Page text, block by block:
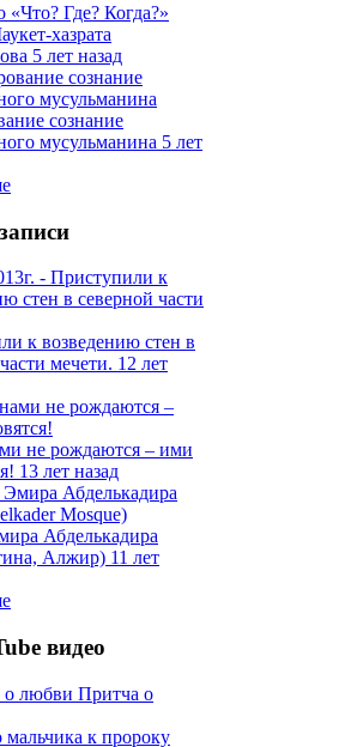
«Что? Где? Когда?»
хазрата
5 лет назад
сознание
мусульманина 5 лет
к возведению стен в
мечети. 12 лет
не рождаются – ими
13 лет назад
Абделькадира
Алжир) 11 лет
видео
Притча о